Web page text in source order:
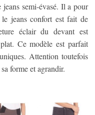
semi-évasé. Il a pour
jeans confort est fait de
éclair du devant est
Ce modèle est parfait
Attention toutefois
forme et agrandir.